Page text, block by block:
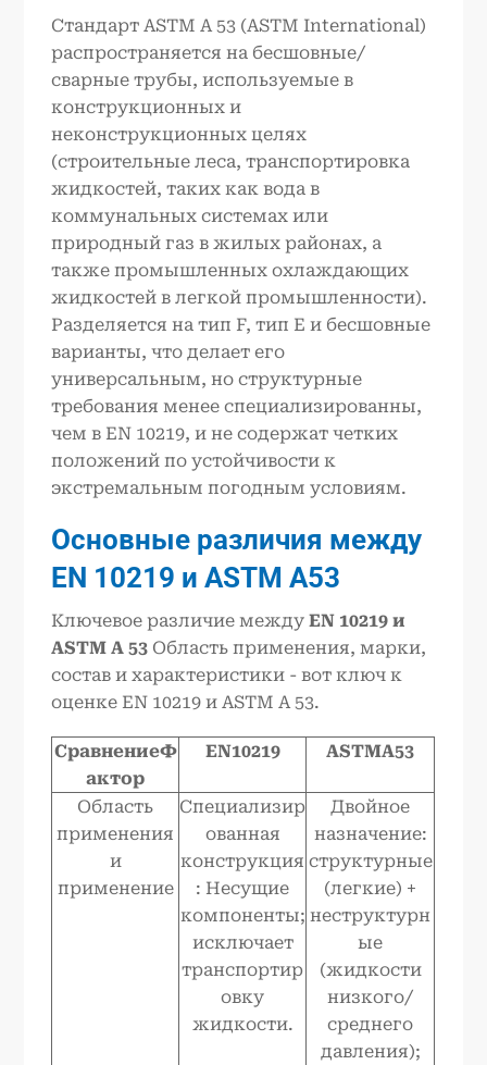
Стандарт ASTM A 53 (ASTM International)
распространяется на бесшовные/
сварные трубы, используемые в
конструкционных и
неконструкционных целях
(строительные леса, транспортировка
жидкостей, таких как вода в
коммунальных системах или
природный газ в жилых районах, а
также промышленных охлаждающих
жидкостей в легкой промышленности).
Разделяется на тип F, тип E и бесшовные
варианты, что делает его
универсальным, но структурные
требования менее специализированны,
чем в EN 10219, и не содержат четких
положений по устойчивости к
экстремальным погодным условиям.
Основные различия между
EN 10219 и ASTM A53
Ключевое различие междуEN 10219 и
ASTM A 53 Область применения, марки,
состав и характеристики - вот ключ к
оценке EN 10219 и ASTM A 53.
СравнениеФ
актор
EN10219 ASTMA53
Область
применения
и
применение
Специализир
ованная
конструкция
: Несущие
компоненты;
исключает
транспортир
овку
жидкости.
Двойное
назначение:
структурные
(легкие) +
неструктурн
ые
(жидкости
низкого/
среднего
давления);